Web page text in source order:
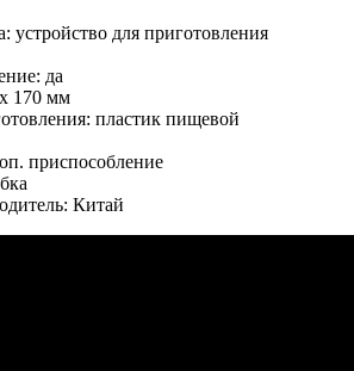
устройство для приготовления
да
170 мм
пластик пищевой
приспособление
Китай